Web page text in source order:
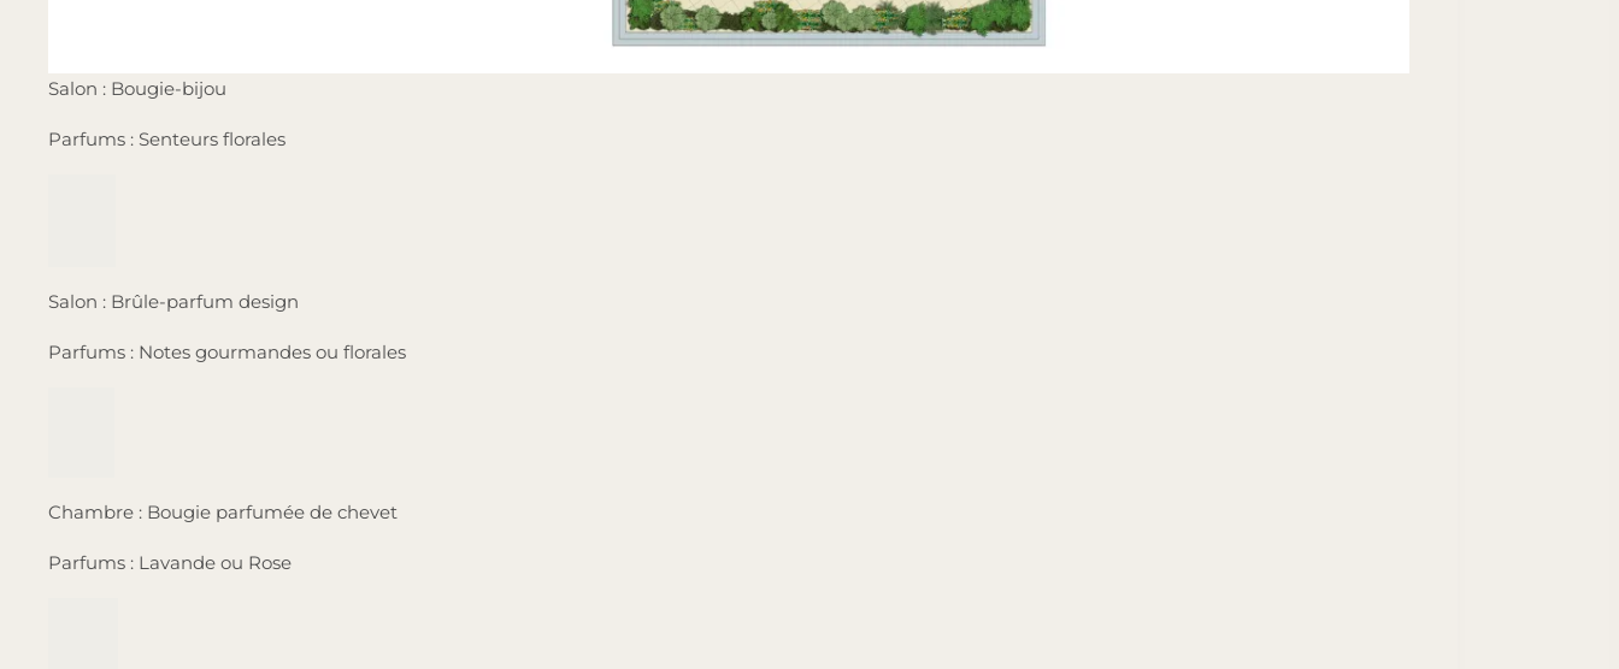
Salon : Bougie-bijou
Parfums : Senteurs florales
Parfums : Notes gourmandes ou florales